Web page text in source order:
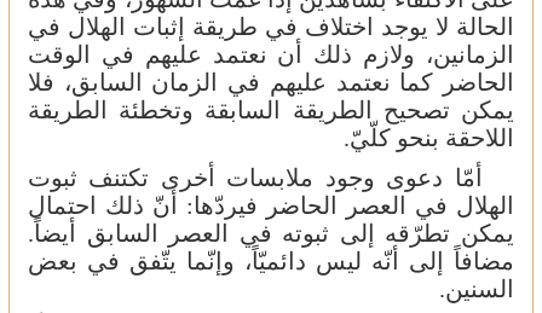
الحالة لا يوجد اختلاف في طريقة إثبات الهلال في
الزمانين، ولازم ذلك أن نعتمد عليهم في الوقت
الحاضر كما نعتمد عليهم في الزمان السابق، فلا
يمكن تصحيح الطريقة السابقة وتخطئة الطريقة
اللاحقة بنحو كلّيّ.
أمّا دعوى وجود ملابسات أخرى تكتنف ثبوت
الهلال في العصر الحاضر فيردّها: أنّ ذلك احتمال
يمكن تطرّقه إلى ثبوته في العصر السابق أيضاً.
مضافاً إلى أنّه ليس دائميّاً، وإنّما يتّفق في بعض
السنين.